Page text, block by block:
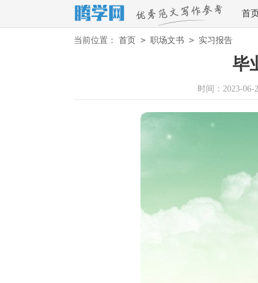
首
当前位置： 首页 > 职场文书 > 实习报告
毕
时间：2023-06-